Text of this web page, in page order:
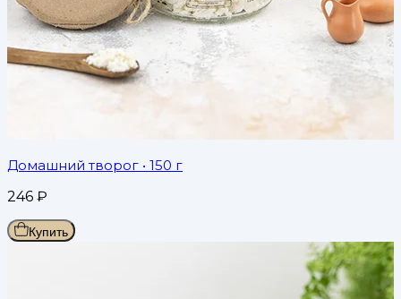
Домашний творог • 150 г
246 ₽
Купить